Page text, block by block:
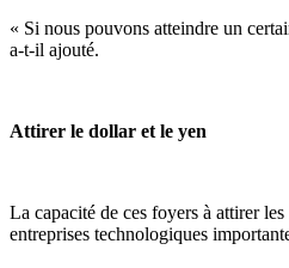
« Si nous pouvons atteindre un
a-t-il ajouté.
Attirer le dollar et le yen
La capacité de ces foyers à attirer
entreprises technologiques